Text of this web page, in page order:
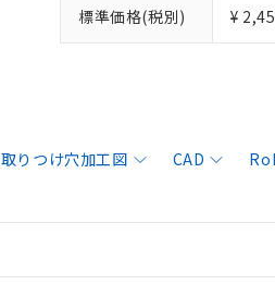
標準価格(税別) ¥
取りつけ穴加工図 CAD